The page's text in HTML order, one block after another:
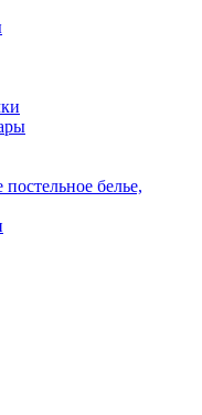
постельное белье,